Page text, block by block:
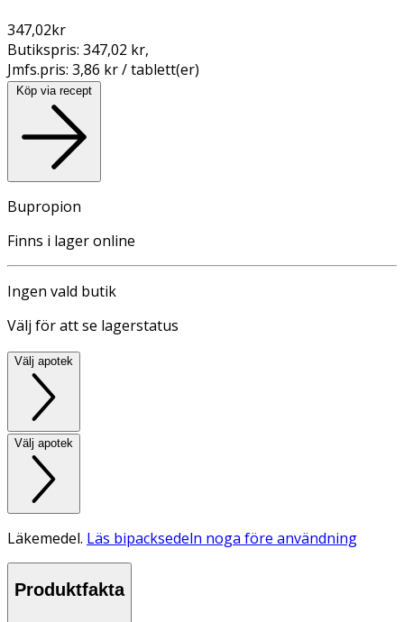
347,02kr
Butikspris: 347,02 kr,
Jmfs.pris: 3,86 kr / tablett(er)
Köp via recept
Bupropion
Finns i lager online
Ingen vald butik
Välj för att se lagerstatus
Välj apotek
Välj apotek
Läkemedel. Läs bipacksedeln noga före användning
Produktfakta